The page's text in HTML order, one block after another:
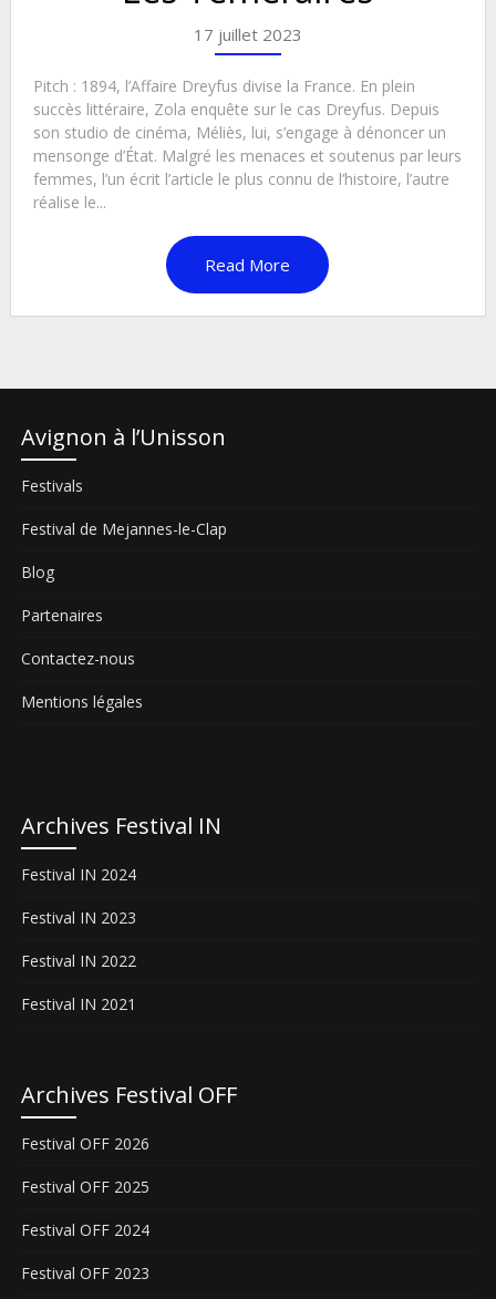
17 juillet 2023
Pitch : 1894, l’Affaire Dreyfus divise la France. En plein
succès littéraire, Zola enquête sur le cas Dreyfus. Depuis
son studio de cinéma, Méliès, lui, s’engage à dénoncer un
mensonge d’État. Malgré les menaces et soutenus par leurs
femmes, l’un écrit l’article le plus connu de l’histoire, l’autre
réalise le...
Read More
Avignon à l’Unisson
Festivals
Festival de Mejannes-le-Clap
Blog
Partenaires
Contactez-nous
Mentions légales
Archives Festival IN
Festival IN 2024
Festival IN 2023
Festival IN 2022
Festival IN 2021
Archives Festival OFF
Festival OFF 2026
Festival OFF 2025
Festival OFF 2024
Festival OFF 2023